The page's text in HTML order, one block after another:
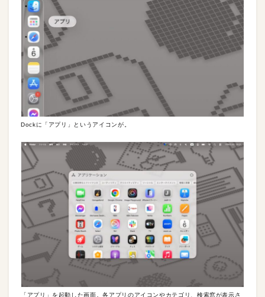
Dockに「アプリ」というアイコンが。
「アプリ」を起動した画面。各アプリのアイコンやカテゴリ、検索窓が表示さ